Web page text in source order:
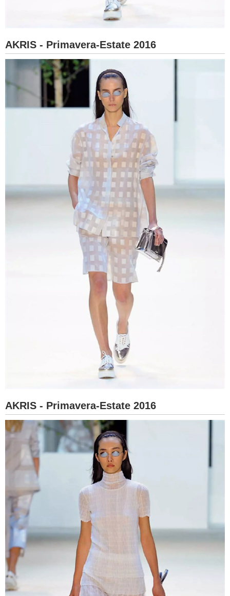
AKRIS - Primavera-Estate 2016
AKRIS - Primavera-Estate 2016